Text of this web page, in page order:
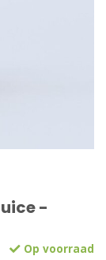
-
Op voorraad